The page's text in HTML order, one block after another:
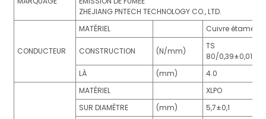
ZHEJIANG PNTECH TECHNOLOGY CO., LTD.
CONDUCTEUR
MATÉRIEL Cuivre étamé
CONSTRUCTION (N/mm)
TS
80/0,39±0,015
LÀ
(mm) 4.0
MATÉRIEL
XLPO
SUR DIAMÈTRE
(mm)
5,7±0,1
84×0,29 3.06 6.6
80×0,4
1,95
0,795
276×0,4